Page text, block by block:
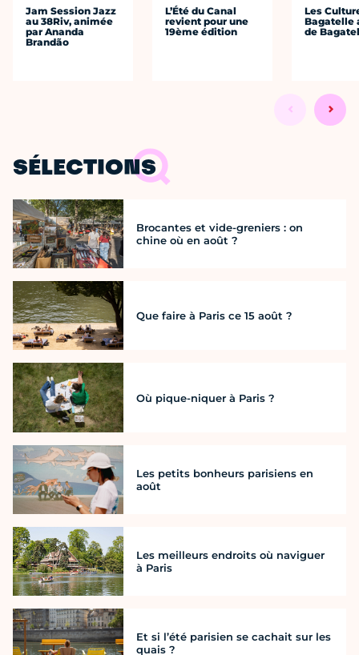
Jam Session Jazz
au 38Riv, animée
par Ananda
Brandão
L’Été du Canal
revient pour une
19ème édition
Les
Bagatelle
de
SÉLECTIONS
Brocantes et vide-greniers : on
chine où en août ?
Que faire à Paris ce 15 août ?
Où pique-niquer à Paris ?
Les petits bonheurs parisiens en
août
Les meilleurs endroits où naviguer
à Paris
Et si l’été parisien se cachait sur les
quais ?